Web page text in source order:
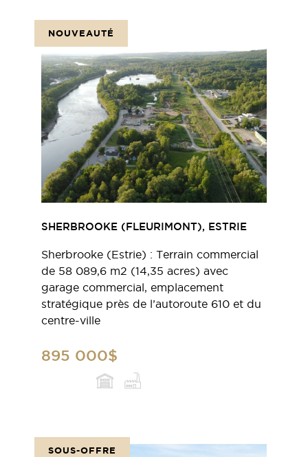
NOUVEAUTÉ
SHERBROOKE (FLEURIMONT), ESTRIE
Sherbrooke (Estrie) : Terrain commercial
de 58 089,6 m2 (14,35 acres) avec
garage commercial, emplacement
stratégique près de l’autoroute 610 et du
centre-ville
895 000$
SOUS-OFFRE